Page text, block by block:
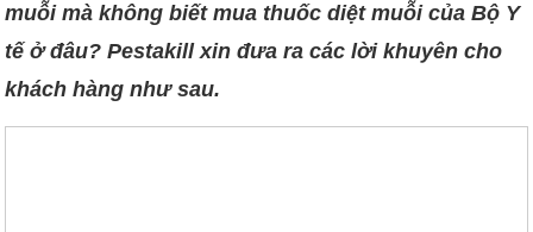
muỗi mà không biết mua thuốc diệt muỗi của Bộ Y
tế ở đâu? Pestakill xin đưa ra các lời khuyên cho
khách hàng như sau.